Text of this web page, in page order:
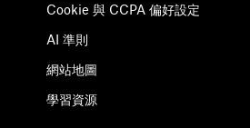
Cookie 與 CCPA 偏好設定
AI 準則
網站地圖
學習資源